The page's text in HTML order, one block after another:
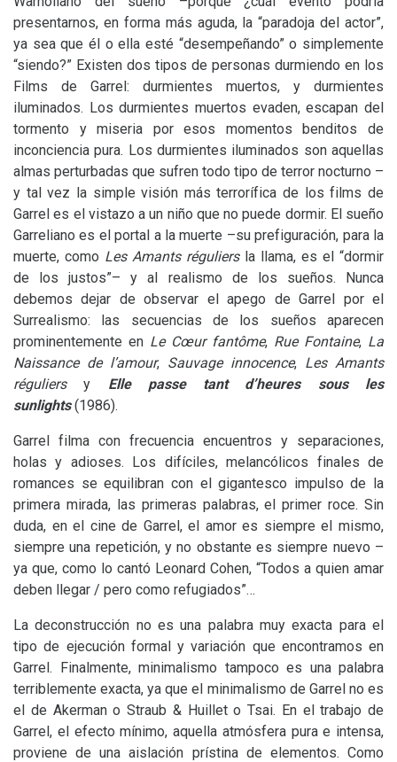
presentarnos, en forma más aguda, la “paradoja del actor”,
ya sea que él o ella esté “desempeñando” o simplemente
“siendo?” Existen dos tipos de personas durmiendo en los
Films de Garrel: durmientes muertos, y durmientes
iluminados. Los durmientes muertos evaden, escapan del
tormento y miseria por esos momentos benditos de
inconciencia pura. Los durmientes iluminados son aquellas
almas perturbadas que sufren todo tipo de terror nocturno –
y tal vez la simple visión más terrorífica de los films de
Garrel es el vistazo a un niño que no puede dormir. El sueño
Garreliano es el portal a la muerte –su prefiguración, para la
muerte, como Les Amants réguliersla llama, es el “dormir
de los justos”– y al realismo de los sueños. Nunca
debemos dejar de observar el apego de Garrel por el
Surrealismo: las secuencias de los sueños aparecen
prominentemente en Le Cœur fantôme, Rue Fontaine, La
Naissance de l’amour, Sauvage innocence, Les Amants
réguliersy Elle passe tant d’heures sous les
sunlights(1986).
Garrel filma con frecuencia encuentros y separaciones,
holas y adioses. Los difíciles, melancólicos finales de
romances se equilibran con el gigantesco impulso de la
primera mirada, las primeras palabras, el primer roce. Sin
duda, en el cine de Garrel, el amor es siempre el mismo,
siempre una repetición, y no obstante es siempre nuevo –
ya que, como lo cantó Leonard Cohen, “Todos a quien amar
deben llegar / pero como refugiados”…
La deconstrucción no es una palabra muy exacta para el
tipo de ejecución formal y variación que encontramos en
Garrel. Finalmente, minimalismo tampoco es una palabra
terriblemente exacta, ya que el minimalismo de Garrel no es
el de Akerman o Straub &Huillet o Tsai. En el trabajo de
Garrel, el efecto mínimo, aquella atmósfera pura e intensa,
proviene de una aislación prístina de elementos. Como